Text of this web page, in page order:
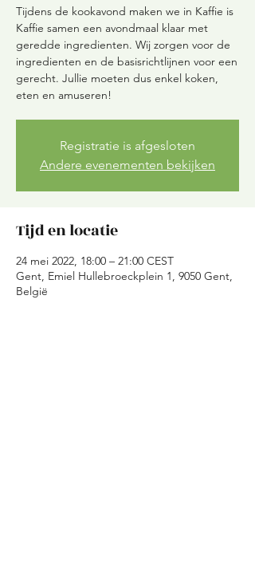
Tijdens de kookavond maken we in Kaffie is
Kaffie samen een avondmaal klaar met
geredde ingredienten. Wij zorgen voor de
ingredienten en de basisrichtlijnen voor een
gerecht. Jullie moeten dus enkel koken,
eten en amuseren!
Registratie is afgesloten
Andere evenementen bekijken
Tijd en locatie
24 mei 2022, 18:00 – 21:00 CEST
Gent, Emiel Hullebroeckplein 1, 9050 Gent,
België